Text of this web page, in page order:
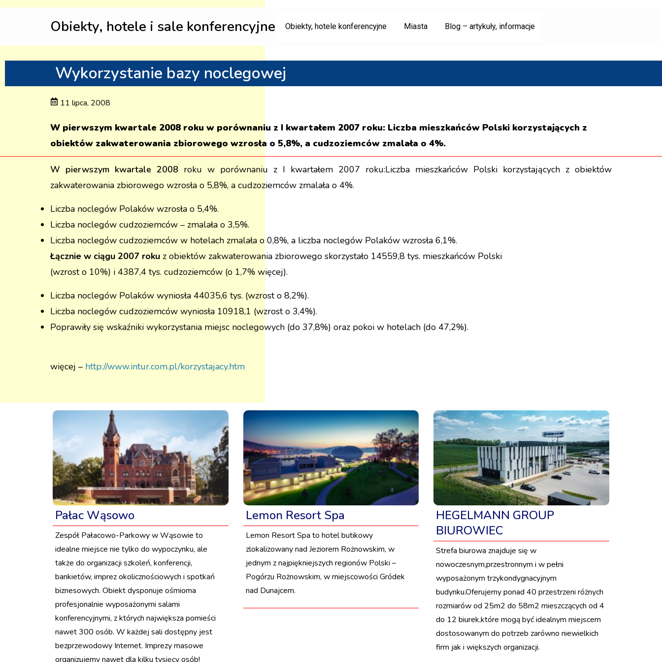
Obiekty, hotele i sale konferencyjne Obiekty, hotele konferencyjne Miasta Blog – artykuły, informacje
Wykorzystanie bazy noclegowej
11 lipca, 2008
W pierwszym kwartale 2008 roku w porównaniu z I kwartałem 2007 roku: Liczba mieszkańców Polski korzystających z
obiektów zakwaterowania zbiorowego wzrosła o 5,8%, a cudzoziemców zmalała o 4%.
W pierwszym kwartale 2008 roku w porównaniu z I kwartałem 2007 roku:Liczba mieszkańców Polski korzystających z obiektów
zakwaterowania zbiorowego wzrosła o 5,8%, a cudzoziemców zmalała o 4%.
Liczba noclegów Polaków wzrosła o 5,4%.
Liczba noclegów cudzoziemców – zmalała o 3,5%.
Liczba noclegów cudzoziemców w hotelach zmalała o 0,8%, a liczba noclegów Polaków wzrosła 6,1%.
Łącznie w ciągu 2007 roku z obiektów zakwaterowania zbiorowego skorzystało 14559,8 tys. mieszkańców Polski
(wzrost o 10%) i 4387,4 tys. cudzoziemców (o 1,7% więcej).
Liczba noclegów Polaków wyniosła 44035,6 tys. (wzrost o 8,2%).
Liczba noclegów cudzoziemców wyniosła 10918,1 (wzrost o 3,4%).
Poprawiły się wskaźniki wykorzystania miejsc noclegowych (do 37,8%) oraz pokoi w hotelach (do 47,2%).
więcej – http://www.intur.com.pl/korzystajacy.htm
Pałac Wąsowo
Zespół Pałacowo-Parkowy w Wąsowie to
idealne miejsce nie tylko do wypoczynku, ale
także do organizacji szkoleń, konferencji,
bankietów, imprez okolicznościowych i spotkań
biznesowych. Obiekt dysponuje ośmioma
profesjonalnie wyposażonymi salami
konferencyjnymi, z których największa pomieści
nawet 300 osób. W każdej sali dostępny jest
bezprzewodowy Internet. Imprezy masowe
organizujemy nawet dla kilku tysięcy osób!
Lemon Resort Spa
Lemon Resort Spa to hotel butikowy
zlokalizowany nad Jeziorem Rożnowskim, w
jednym z najpiękniejszych regionów Polski –
Pogórzu Rożnowskim, w miejscowości Gródek
nad Dunajcem.
HEGELMANN GROUP
BIUROWIEC
Strefa biurowa znajduje się w
nowoczesnym,przestronnym i w pełni
wyposażonym trzykondygnacyjnym
budynku.Oferujemy ponad 40 przestrzeni różnych
rozmiarów od 25m2 do 58m2 mieszczących od 4
do 12 biurek,które mogą być idealnym miejscem
dostosowanym do potrzeb zarówno niewielkich
firm jak i większych organizacji.